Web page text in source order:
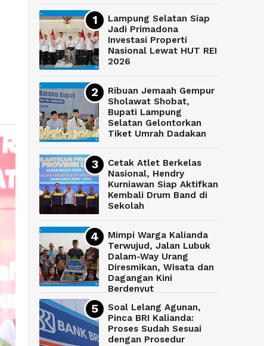
Lampung Selatan Siap
Jadi Primadona
Investasi Properti
Nasional Lewat HUT REI
2026
Ribuan Jemaah Gempur
Sholawat Shobat,
Bupati Lampung
Selatan Gelontorkan
Tiket Umrah Dadakan
Cetak Atlet Berkelas
Nasional, Hendry
Kurniawan Siap Aktifkan
Kembali Drum Band di
Sekolah
Mimpi Warga Kalianda
Terwujud, Jalan Lubuk
Dalam-Way Urang
Diresmikan, Wisata dan
Dagangan Kini
Berdenyut
Soal Lelang Agunan,
Pinca BRI Kalianda:
Proses Sudah Sesuai
dengan Prosedur